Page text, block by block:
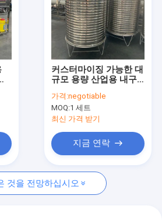
커스터마이징 가능한 대
규모 용량 산업용 내구
가격:negotiable
MOQ:1 세트
최신 가격 받기
지금 연락
것을 전망하십시오